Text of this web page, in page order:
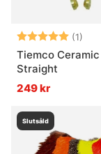
Betyg: (1)
Tiemco
Straight
249 kr
Slutsåld